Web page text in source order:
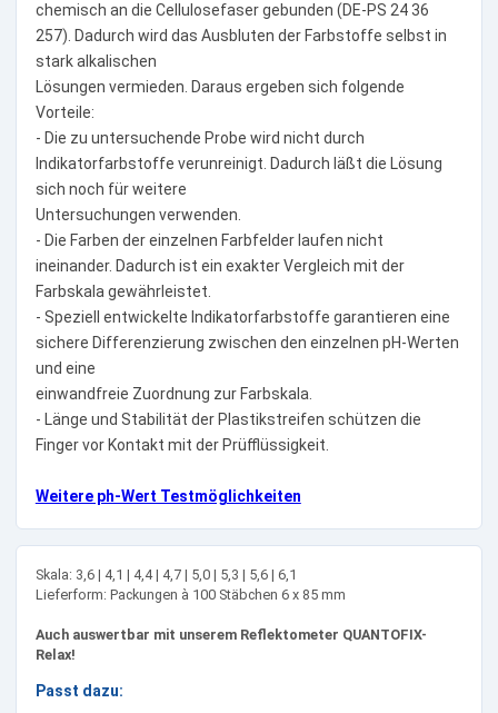
chemisch an die Cellulosefaser gebunden (DE-PS 24 36
257). Dadurch wird das Ausbluten der Farbstoffe selbst in
stark alkalischen
Lösungen vermieden. Daraus ergeben sich folgende
Vorteile:
- Die zu untersuchende Probe wird nicht durch
Indikatorfarbstoffe verunreinigt. Dadurch läßt die Lösung
sich noch für weitere
Untersuchungen verwenden.
- Die Farben der einzelnen Farbfelder laufen nicht
ineinander. Dadurch ist ein exakter Vergleich mit der
Farbskala gewährleistet.
- Speziell entwickelte Indikatorfarbstoffe garantieren eine
sichere Differenzierung zwischen den einzelnen pH-Werten
und eine
einwandfreie Zuordnung zur Farbskala.
- Länge und Stabilität der Plastikstreifen schützen die
Finger vor Kontakt mit der Prüfflüssigkeit.
Weitere ph-Wert Testmöglichkeiten
Skala: 3,6 | 4,1 | 4,4 | 4,7 | 5,0 | 5,3 | 5,6 | 6,1
Lieferform: Packungen à 100 Stäbchen 6 x 85 mm
Auch auswertbar mit unserem Reflektometer QUANTOFIX-
Relax!
Passt dazu: